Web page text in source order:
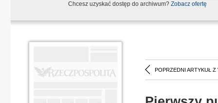
Chcesz uzyskać dostęp do archiwum? Zobacz ofertę
POPRZEDNI ARTYKUŁ Z